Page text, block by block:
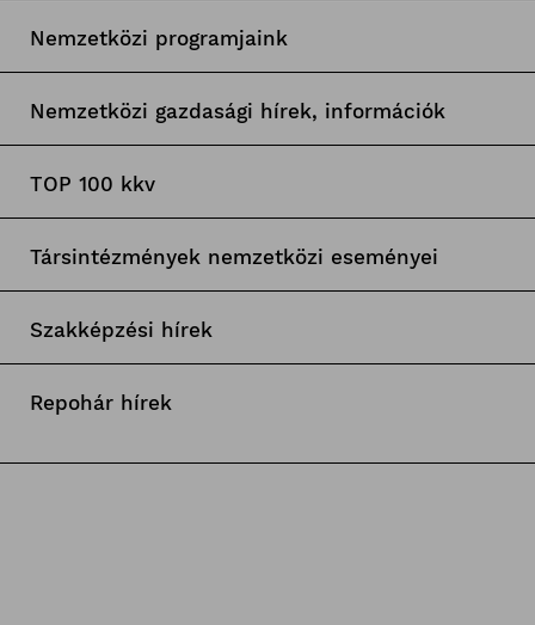
Nemzetközi programjaink
Nemzetközi gazdasági hírek, információk
TOP 100 kkv
Társintézmények nemzetközi eseményei
Szakképzési hírek
Repohár hírek